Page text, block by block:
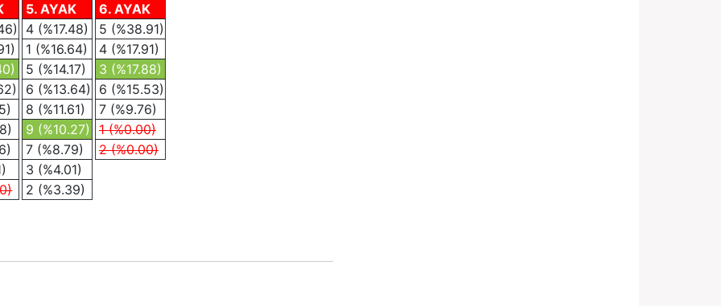
5. AYAK
4 (%17.48)
1 (%16.64)
5 (%14.17)
6 (%13.64)
8 (%11.61)
9 (%10.27)
7 (%8.79)
3 (%4.01)
2 (%3.39)
6. AYAK
5 (%38.91)
4 (%17.91)
3 (%17.88)
6 (%15.53)
7 (%9.76)
1 (%0.00)
2 (%0.00)